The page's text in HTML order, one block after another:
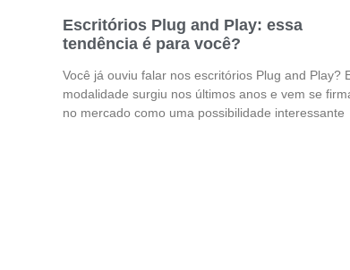
Escritórios Plug and Play: essa
tendência é para você?
Você já ouviu falar nos escritórios Plug and Play?
modalidade surgiu nos últimos anos e vem se
no mercado como uma possibilidade interessante